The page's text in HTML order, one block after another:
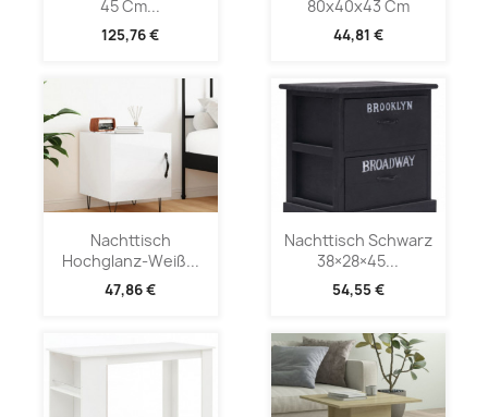
45 Cm...
125,76 €
80x40x43 Cm
44,81 €
Nachttisch
Hochglanz-Weiß...
47,86 €
Nachttisch Schwarz
38×28×45...
54,55 €